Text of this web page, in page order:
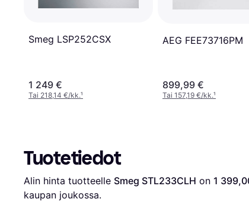
Smeg LSP252CSX
1 249 €
Tai 218,14 €/kk.¹
AEG FEE73716PM
899,99 €
Tai 157,19 €/kk.¹
Tuotetiedot
Alin hinta tuotteelle Smeg STL233CLH on 1
kaupan joukossa.